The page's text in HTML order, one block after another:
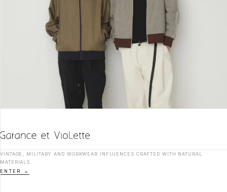
VINTAGE, MILITARY AND WORKWEAR INFLUENCES CRAFTED WITH NATURAL
MATERIALS.
ENTER